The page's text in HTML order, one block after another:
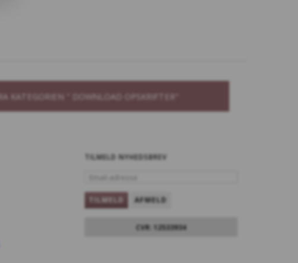
KATEGORIEN " DOWNLOAD OPSKRIFTER"
TILMELD NYHEDSBREV
TILMELD AFMELD
CVR: 12533934